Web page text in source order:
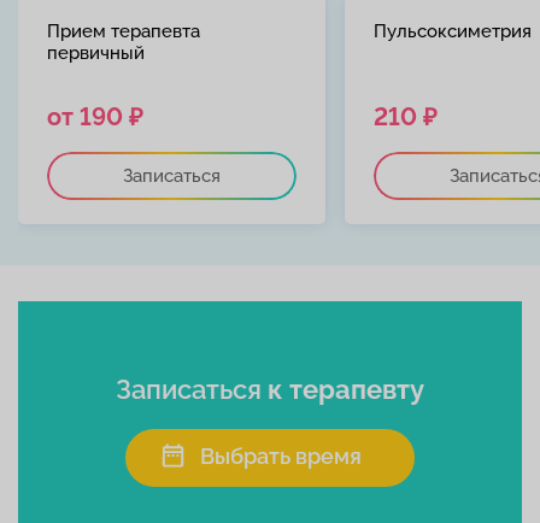
Прием терапевта
первичный
от 190 ₽
Записаться
Пульсоксиметрия
210 ₽
Записаться к терапевту
Выбрать время